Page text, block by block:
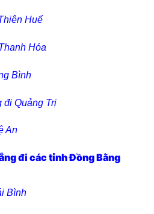
Huế
Hóa
Bình
đi Quảng Trị
An
đi các tỉnh Đồng Bằng
Bình